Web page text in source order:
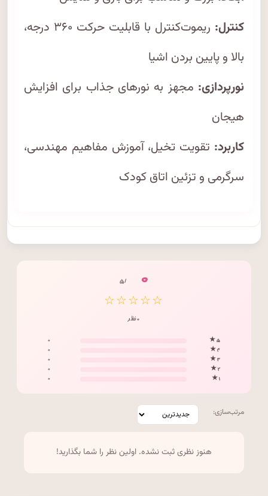
کنترل:
ریموت‌کنترل با قابلیت حرکت ۳۶۰ درجه،
بالا و پایین بردن اشیا
نورپردازی: مجهز به نورهای جذاب برای افزایش
هیجان
کاربرد: تقویت تخیل، آموزش مفاهیم مهندسی،
سرگرمی و تزئین اتاق کودک
۰ / ۵
☆☆☆☆☆
۰ نظر
۵ ★
۰
۴ ★
۰
۳ ★
۰
۲ ★
۰
۱ ★
۰
مرتب‌سازی:
هنوز نظری ثبت نشده. اولین نظر را شما بگذارید!